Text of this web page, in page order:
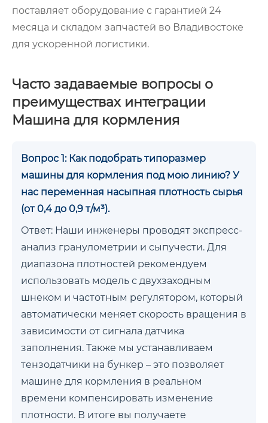
поставляет оборудование с гарантией 24
месяца и складом запчастей во Владивостоке
для ускоренной логистики.
Часто задаваемые вопросы о
преимуществах интеграции
Машина для кормления
Вопрос 1: Как подобрать типоразмер
машины для кормления под мою линию? У
нас переменная насыпная плотность сырья
(от 0,4 до 0,9 т/м³).
Ответ: Наши инженеры проводят экспресс-
анализ гранулометрии и сыпучести. Для
диапазона плотностей рекомендуем
использовать модель с двухзаходным
шнеком и частотным регулятором, который
автоматически меняет скорость вращения в
зависимости от сигнала датчика
заполнения. Также мы устанавливаем
тензодатчики на бункер – это позволяет
машине для кормления в реальном
времени компенсировать изменение
плотности. В итоге вы получаете